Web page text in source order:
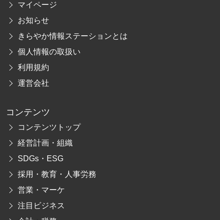
マイページ
お知らせ
きらやか情報ステーションとは
個人情報の取扱い
利用規約
運営会社
コンテンツ
コンテンツトップ
経営計画・組織
SDGs・ESG
採用・教育・人事労務
営業・マーケ
注目ビジネス